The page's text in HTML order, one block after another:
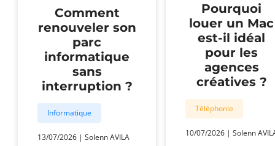
Comment
renouveler son
parc
informatique
sans
interruption ?
Informatique
13/07/2026 | Solenn AVILA
Pourquoi
louer un Mac
est-il idéal
pour les
agences
créatives ?
Téléphonie
10/07/2026 | Solenn